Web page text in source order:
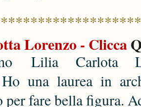
Lorenzo - Clicca
Lilia Carlota
Ho una laurea in
per fare bella figura.